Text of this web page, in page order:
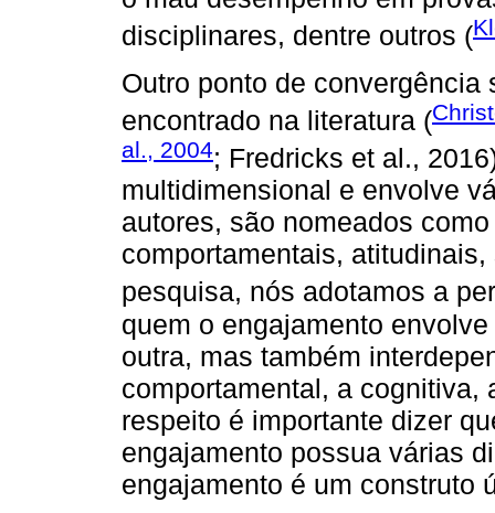
disciplinares, dentre outros (
Outro ponto de
encontrado na literatura (
al., 2004; Fredricks et al.,
multidimensional e envolve
autores, são nomeados
comportamentais,
pesquisa, nós adotamos a
quem o engajamento
outra, mas também
comportamental, a cognitiva,
respeito é importante dizer
engajamento possua várias
engajamento é um construto